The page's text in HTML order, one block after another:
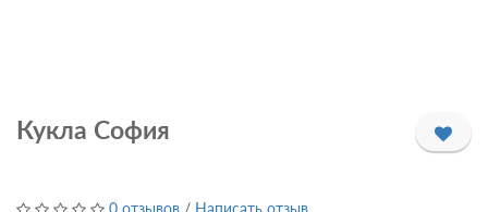
Кукла София
0 отзывов / Написать отзыв